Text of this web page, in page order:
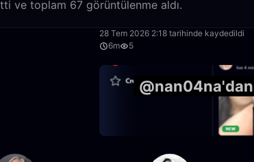
ve toplam 67 görüntülenme aldı.
28 Tem 2026 2:18 tarihinde kaydedildi
6m
5